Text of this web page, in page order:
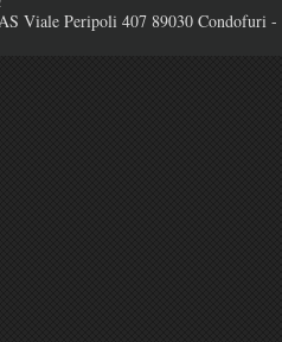
Viale Peripoli 407 89030 Condofuri -